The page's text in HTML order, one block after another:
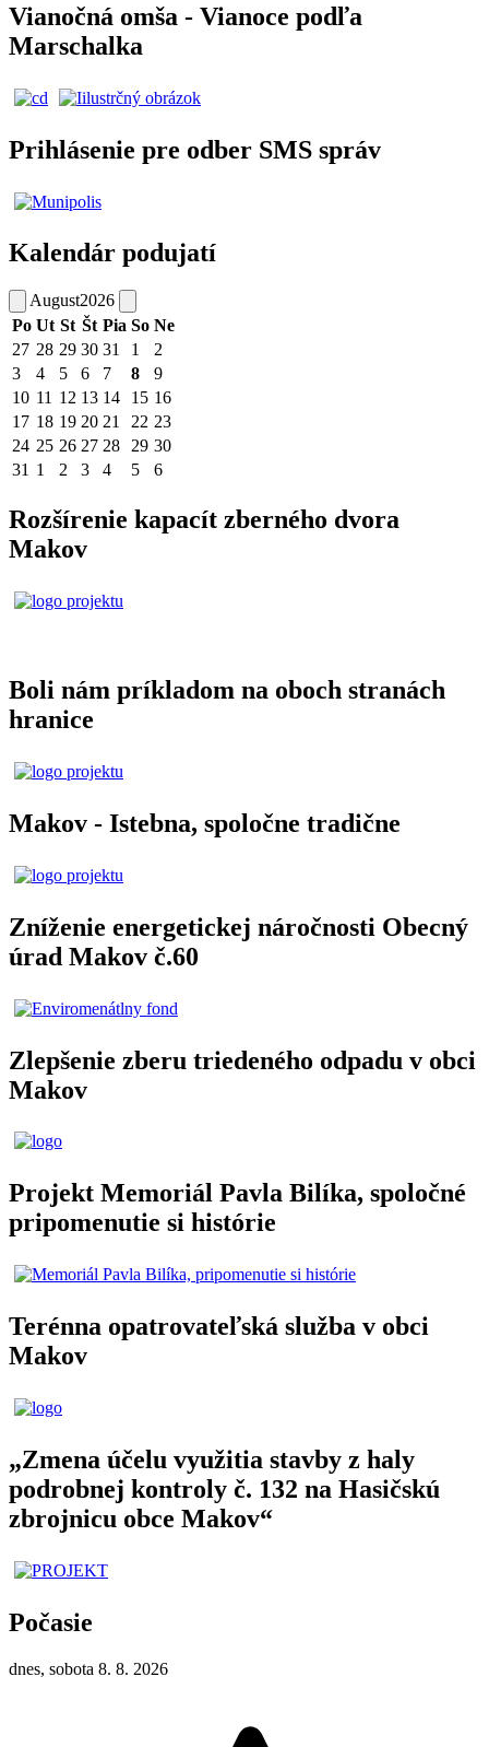
Vianočná omša - Vianoce podľa
Marschalka
Prihlásenie pre odber SMS správ
Kalendár podujatí
August2026
Po Ut St Št Pia So Ne
27 28 29 30 31 1
2
3
4 5 6 7 8
9
10 11 12 13 14 15 16
17 18 19 20 21 22 23
24 25 26 27 28 29 30
31 1 2 3 4 5 6
Rozšírenie kapacít zberného dvora
Makov
Boli nám príkladom na oboch stranách
hranice
Makov - Istebna, spoločne tradične
Zníženie energetickej náročnosti Obecný
úrad Makov č.60
Zlepšenie zberu triedeného odpadu v obci
Makov
Projekt Memoriál Pavla Bilíka, spoločné
pripomenutie si histórie
Terénna opatrovateľská služba v obci
Makov
„Zmena účelu využitia stavby z haly
podrobnej kontroly č. 132 na Hasičskú
zbrojnicu obce Makov“
Počasie
dnes, sobota 8. 8. 2026